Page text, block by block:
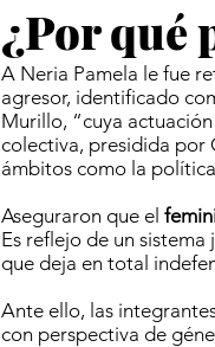
¿Por qué
A Neria Pamela le fue
agresor, identificado
Murillo, “cuya
colectiva, presidida por
ámbitos como la
Aseguraron que el
Es reflejo de un
que deja en total
Ante ello, las
con perspectiva de